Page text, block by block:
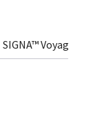
SIGNA™ Voyager